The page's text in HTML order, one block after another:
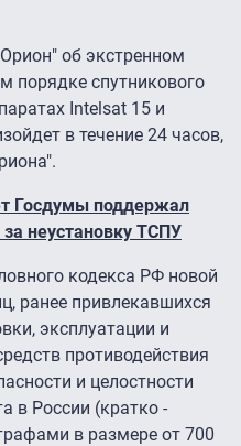
об экстренном
порядке спутникового
Intelsat 15 и
в течение 24 часов,
Госдумы поддержал
неустановку ТСПУ
кодекса РФ новой
ранее привлекавшихся
эксплуатации и
противодействия
и целостности
в России (кратко -
в размере от 700